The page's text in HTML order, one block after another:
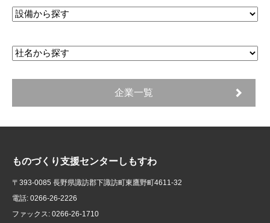
企業一覧
ものづくり支援センターしもすわ
〒393-0085 長野県諏訪郡下諏訪町東鷹野町4611-32
電話: 0266-26-2226
ファックス: 0266-26-1710